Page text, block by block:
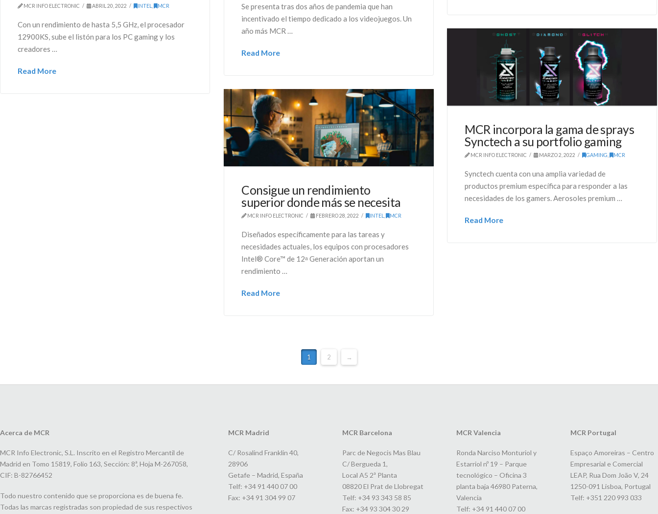
Se presenta tras dos años de pandemia que han
incentivado el tiempo dedicado a los videojuegos. Un
año más MCR …
Read More
MCR INFO ELECTRONIC ABRIL 20, 2022 INTEL , MCR
Con un rendimiento de hasta 5,5 GHz, el procesador
12900KS, sube el listón para los PC gaming y los
creadores …
Read More
MCR incorpora la gama de sprays
Synctech a su portfolio gaming
MCR INFO ELECTRONIC MARZO 2, 2022 GAMING , MCR
Synctech cuenta con una amplia variedad de
productos premium específica para responder a las
necesidades de los gamers. Aerosoles premium …
Read More
Consigue un rendimiento
superior donde más se necesita
MCR INFO ELECTRONIC FEBRERO 28, 2022 INTEL , MCR
Diseñados específicamente para las tareas y
necesidades actuales, los equipos con procesadores
Intel® Core™ de 12ᵃ Generación aportan un
rendimiento …
Read More
1 2 →
Acerca de MCR
MCR Info Electronic, S.L. Inscrito en el Registro Mercantil de
Madrid en Tomo 15819, Folio 163, Sección: 8ª, Hoja M-267058,
CIF: B-82766452
Todo nuestro contenido que se proporciona es de buena fe.
Todas las marcas registradas son propiedad de sus respectivos
MCR Madrid
C/ Rosalind Franklin 40,
28906
Getafe – Madrid, España
Telf: +34 91 440 07 00
Fax: +34 91 304 99 07
MCR Barcelona
Parc de Negocis Mas Blau
C/ Bergueda 1,
Local A5 2ª Planta
08820 El Prat de Llobregat
Telf: +34 93 343 58 85
Fax: +34 93 304 30 29
MCR Valencia
Ronda Narciso Monturiol y
Estarriol nº 19 – Parque
tecnológico – Oficina 3
planta baja 46980 Paterna,
Valencia
Telf: +34 91 440 07 00
MCR Portugal
Espaço Amoreiras – Centro
Empresarial e Comercial
LEAP, Rua Dom João V, 24
1250-091 Lisboa, Portugal
Telf: +351 220 993 033